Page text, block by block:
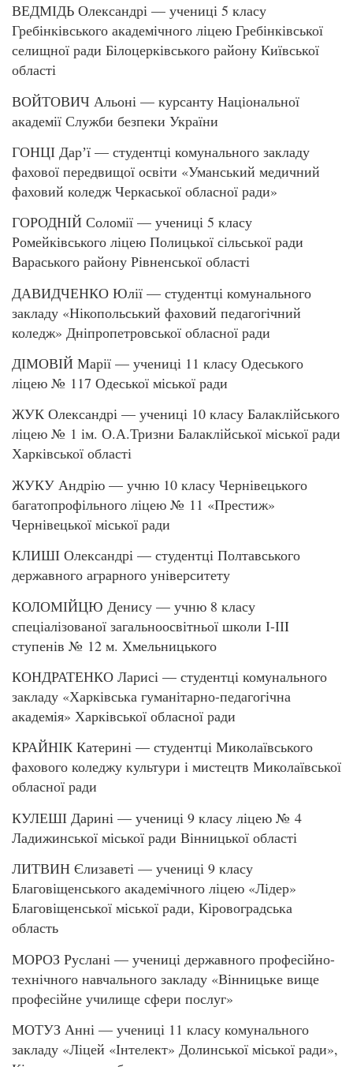
ВЕДМІДЬ Олександрі — учениці 5 класу
Гребінківського академічного ліцею Гребінківської
селищної ради Білоцерківського району Київської
області
ВОЙТОВИЧ Альоні — курсанту Національної
академії Служби безпеки України
ГОНЦІ Дарʼї — студентці комунального закладу
фахової передвищої освіти «Уманський медичний
фаховий коледж Черкаської обласної ради»
ГОРОДНІЙ Соломії — учениці 5 класу
Ромейківського ліцею Полицької сільської ради
Вараського району Рівненської області
ДАВИДЧЕНКО Юлії — студентці комунального
закладу «Нікопольський фаховий педагогічний
коледж» Дніпропетровської обласної ради
ДІМОВІЙ Марії — учениці 11 класу Одеського
ліцею № 117 Одеської міської ради
ЖУК Олександрі — учениці 10 класу Балаклійського
ліцею № 1 ім. О.А.Тризни Балаклійської міської ради
Харківської області
ЖУКУ Андрію — учню 10 класу Чернівецького
багатопрофільного ліцею № 11 «Престиж»
Чернівецької міської ради
КЛИШІ Олександрі — студентці Полтавського
державного аграрного університету
КОЛОМІЙЦЮ Денису — учню 8 класу
спеціалізованої загальноосвітньої школи І-ІІI
ступенів № 12 м. Хмельницького
КОНДРАТЕНКО Ларисі — студентці комунального
закладу «Харківська гуманітарно-педагогічна
академія» Харківської обласної ради
КРАЙНІК Катерині — студентці Миколаївського
фахового коледжу культури і мистецтв Миколаївської
обласної ради
КУЛЕШІ Дарині — учениці 9 класу ліцею № 4
Ладижинської міської ради Вінницької області
ЛИТВИН Єлизаветі — учениці 9 класу
Благовіщенського академічного ліцею «Лідер»
Благовіщенської міської ради, Кіровоградська
область
МОРОЗ Руслані — учениці державного професійно-
технічного навчального закладу «Вінницьке вище
професійне училище сфери послуг»
МОТУЗ Анні — учениці 11 класу комунального
закладу «Ліцей «Інтелект» Долинської міської ради»,